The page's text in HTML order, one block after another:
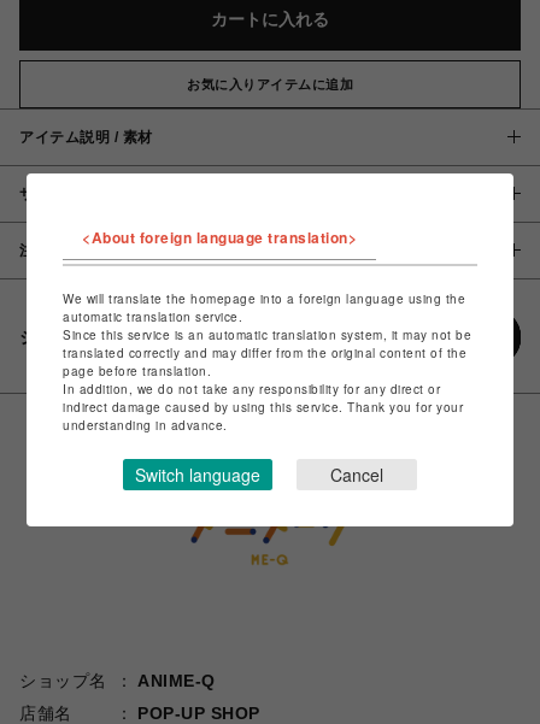
カートに入れる
お気に入りアイテムに追加
アイテム説明 / 素材
サイズ
注意事項
シェアする
ショップ名
ANIME-Q
店舗名
POP-UP SHOP
<About foreign language translation>
We will translate the homepage into a foreign language using the
automatic translation service.
Since this service is an automatic translation system, it may not be
translated correctly and may differ from the original content of the
page before translation.
In addition, we do not take any responsibility for any direct or
indirect damage caused by using this service. Thank you for your
understanding in advance.
Switch language Cancel